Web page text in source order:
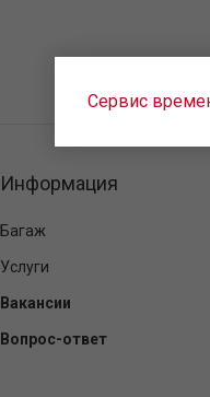
Сервис
Информация
Багаж
Услуги
Вакансии
Вопрос-ответ